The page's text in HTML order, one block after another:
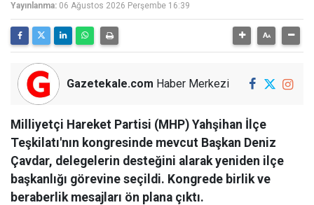
Yayınlanma: 06 Ağustos 2026 Perşembe 16:39
Gazetekale.com Haber Merkezi
Milliyetçi Hareket Partisi (MHP) Yahşihan İlçe
Teşkilatı'nın kongresinde mevcut Başkan Deniz
Çavdar, delegelerin desteğini alarak yeniden ilçe
başkanlığı görevine seçildi. Kongrede birlik ve
beraberlik mesajları ön plana çıktı.